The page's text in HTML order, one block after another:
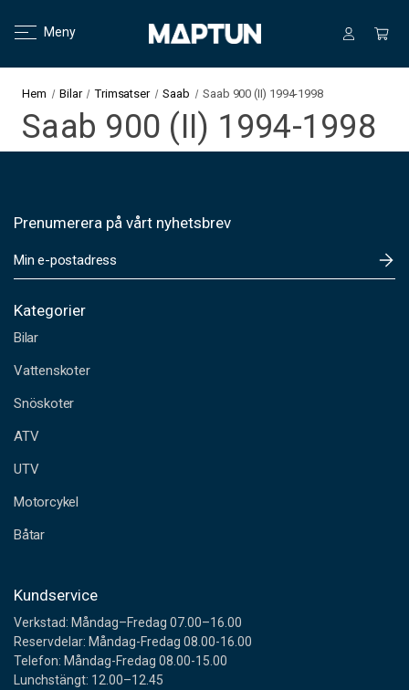
Meny
Hem Bilar Trimsatser Saab Saab 900 (II) 1994-1998
Saab 900 (II) 1994-1998
Prenumerera på vårt nyhetsbrev
-
o
t
a
r
s
s
Kategorier
Bilar
Vattenskoter
Snöskoter
ATV
UTV
Motorcykel
Båtar
Kundservice
Verkstad: Måndag–Fredag 07.00–16.00
Reservdelar: Måndag-Fredag 08.00-16.00
Telefon: Måndag-Fredag 08.00-15.00
Lunchstängt: 12.00–12.45